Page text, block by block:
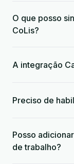
O que posso
CoLis?
A integração
Preciso de
Posso
de trabalho?